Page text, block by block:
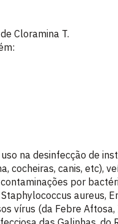
Cloramina T.
na desinfecção de
cocheiras, canis, etc),
por
aureus,
vírus (da Febre